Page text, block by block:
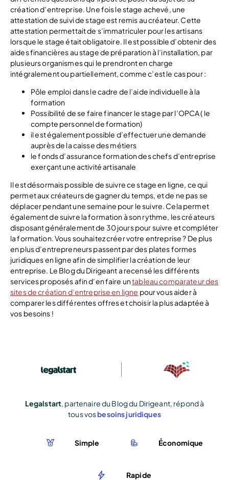
création d’entreprise. Une fois le stage achevé, une
attestation de suivi de stage est remis au créateur. Cette
attestation permettait de s’immatriculer pour les artisans
lorsque le stage était obligatoire. Il est possible d’obtenir des
aides financières au stage de préparation à l’installation, par
plusieurs organismes qui le prendront en charge
intégralement ou partiellement, comme c’est le cas pour :
Pôle emploi dans le cadre de l’aide individuelle à la
formation
Possibilité de se faire financer le stage par l’OPCA ( le
compte personnel de formation)
il est également possible d’effectuer une demande
auprès de la caisse des métiers
le fonds d’assurance formation des chefs d’entreprise
exerçant une activité artisanale
Il est désormais possible de suivre ce stage en ligne, ce qui
permet aux créateurs de gagner du temps, et de ne pas se
déplacer pendant une semaine pour le suivre. Cela permet
également de suivre la formation à son rythme, les créateurs
disposant généralement de 30 jours pour suivre et compléter
la formation. Vous souhaitez créer votre entreprise ? De plus
en plus d’entrepreneurs passent par des plates formes
juridiques en ligne afin de simplifier la création de leur
entreprise. Le Blog du Dirigeant a recensé les différents
services proposés afin d’en faire untableau comparateur des
sites de création d’entreprise en ligne pour vous aider à
comparer les différentes offres et choisir la plus adaptée à
vos besoins !
Legalstart, partenaire du Blog du Dirigeant, répond à
tous vosbesoins juridiques
Simple Économique
Rapide